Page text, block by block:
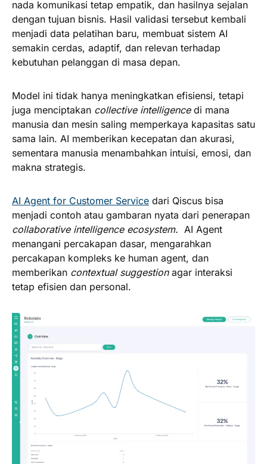
nada komunikasi tetap empatik, dan hasilnya sejalan
dengan tujuan bisnis. Hasil validasi tersebut kembali
menjadi data pelatihan baru, membuat sistem AI
semakin cerdas, adaptif, dan relevan terhadap
kebutuhan pelanggan di masa depan.
Model ini tidak hanya meningkatkan efisiensi, tetapi
juga menciptakan collective intelligencedi mana
manusia dan mesin saling memperkaya kapasitas satu
sama lain. AI memberikan kecepatan dan akurasi,
sementara manusia menambahkan intuisi, emosi, dan
makna strategis.
AI Agent for Customer Service dari Qiscus bisa
menjadi contoh atau gambaran nyata dari penerapan
collaborative intelligence ecosystem. AI Agent
menangani percakapan dasar, mengarahkan
percakapan kompleks ke human agent, dan
memberikan contextual suggestionagar interaksi
tetap efisien dan personal.